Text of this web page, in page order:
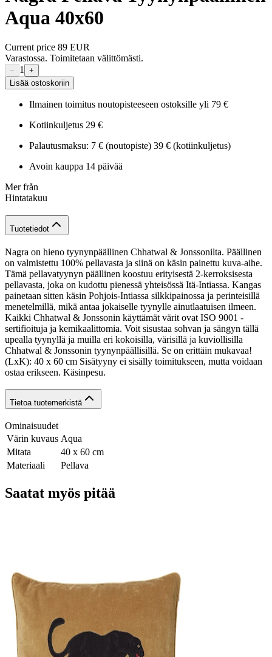
Aqua 40x60
Current price 89 EUR
Varastossa. Toimitetaan välittömästi.
− 1
+
Lisää ostoskoriin
Ilmainen toimitus noutopisteeseen ostoksille yli 79 €
Kotiinkuljetus 29 €
Palautusmaksu: 7 € (noutopiste) 39 € (kotiinkuljetus)
Avoin kauppa 14 päivää
Mer från
Hintatakuu
Tuotetiedot
Nagra on hieno tyynynpäällinen Chhatwal & Jonssonilta. Päällinen
on valmistettu 100% pellavasta ja siinä on käsin painettu kuva-aihe.
Tämä pellavatyynyn päällinen koostuu erityisestä 2-kerroksisesta
pellavasta, joka on kudottu pienessä yhteisössä Itä-Intiassa. Kangas
painetaan sitten käsin Pohjois-Intiassa silkkipainossa ja perinteisillä
menetelmillä, mikä antaa jokaiselle tyynylle ainutlaatuisen ilmeen.
Kaikki Chhatwal & Jonssonin käyttämät värit ovat ISO 9001 -
sertifioituja ja kemikaalittomia. Voit sisustaa sohvan ja sängyn tällä
upealla tyynyllä ja muilla eri kokoisilla, värisillä ja kuviollisilla
Chhatwal & Jonssonin tyynynpäällisillä. Se on erittäin mukavaa!
(LxK): 40 x 60 cm Sisätyyny ei sisälly toimitukseen, mutta voidaan
ostaa erikseen. Käsinpesu.
Tietoa tuotemerkistä
Ominaisuudet
Värin kuvaus Aqua
Mitata
40 x 60 cm
Materiaali
Pellava
Saatat myös pitää